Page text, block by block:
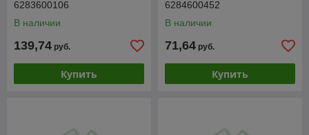
6283600106
В наличии
139,74 руб.
Купить
6284600452
В наличии
71,64 руб.
Купить